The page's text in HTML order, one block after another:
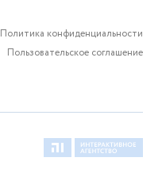
Политика конфиденциальности
Пользовательское соглашение